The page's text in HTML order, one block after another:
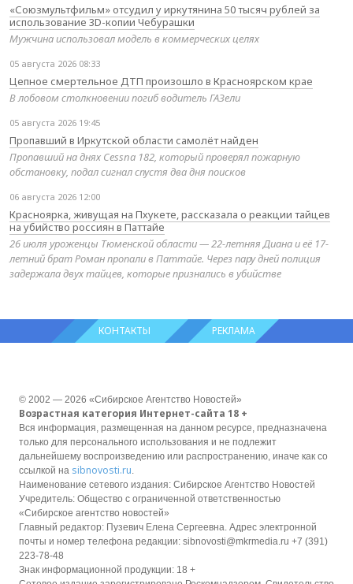
«Союзмультфильм» отсудил у иркутянина 50 тысяч рублей за
использование 3D-копии Чебурашки
Мужчина использовал модель в коммерческих целях
05 августа 2026 08:33
Цепное смертельное ДТП произошло в Красноярском крае
В лобовом столкновении погиб водитель ГАЗели
05 августа 2026 19:45
Пропавший в Иркутской области самолёт найден
Пропавший на днях Cessna 182, который проверял пожарную
обстановку, подал сигнал спустя два дня поисков
06 августа 2026 12:00
Красноярка, живущая на Пхукете, рассказала о реакции тайцев
на убийство россиян в Паттайе
26 июля уроженцы Тюменской области — 22-летняя Диана и её 17-
летний брат Роман пропали в Паттайе. Через пару дней полиция
задержала двух тайцев, которые признались в убийстве
КОНТАКТЫ РЕКЛАМА
© 2002 — 2026 «Сибирское Агентство Новостей»
Возрастная категория Интернет-сайта 18 +
Вся информация, размещенная на данном ресурсе, предназначена
только для персонального использования и не подлежит
дальнейшему воспроизведению или распространению, иначе как со
ссылкой на sibnovosti.ru.
Наименование сетевого издания: Сибирское Агентство Новостей
Учредитель: Общество с ограниченной ответственностью
«Сибирское агентство новостей»
Главный редактор: Пузевич Елена Сергеевна. Адрес электронной
почты и номер телефона редакции: sibnovosti@mkrmedia.ru +7 (391)
223-78-48
Знак информационной продукции: 18 +